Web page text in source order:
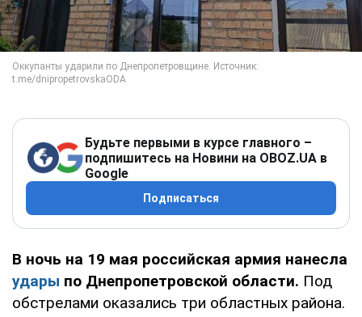
Будьте первыми в курсе главного –
подпишитесь на Новини на OBOZ.UA в
Google
Подписаться
В ночь на 19 мая российская армия нанесла
удары по Днепропетровской области. Под
обстрелами оказались три областных района.